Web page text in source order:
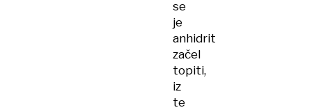
se
je
anhidrit
začel
topiti,
iz
te